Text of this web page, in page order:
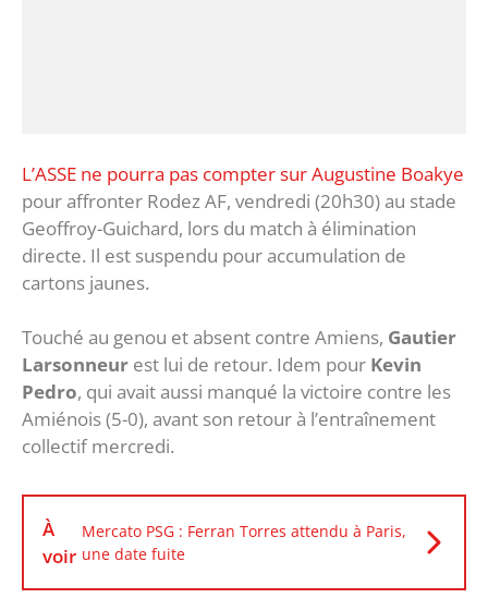
L’ASSE ne pourra pas compter sur Augustine Boakye
pour affronter Rodez AF, vendredi (20h30) au stade
Geoffroy-Guichard, lors du match à élimination
directe. Il est suspendu pour accumulation de
cartons jaunes.
Touché au genou et absent contre Amiens, Gautier
Larsonneur est lui de retour. Idem pour Kevin
Pedro, qui avait aussi manqué la victoire contre les
Amiénois (5-0), avant son retour à l’entraînement
collectif mercredi.
À
voir
Mercato PSG : Ferran Torres attendu à Paris,
une date fuite